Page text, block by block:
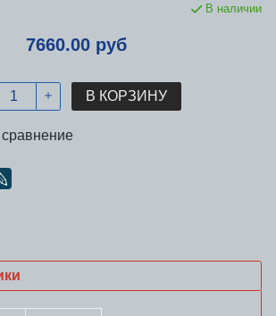
В наличии
7660.00 руб
В КОРЗИНУ